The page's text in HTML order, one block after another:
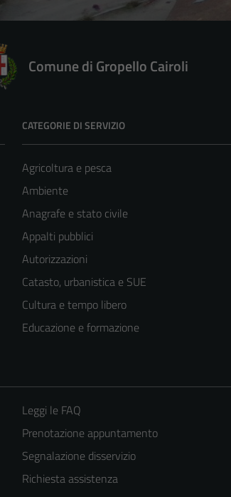
Comune di Gropello Cairoli
CATEGORIE DI SERVIZIO
Agricoltura e pesca
Ambiente
Anagrafe e stato civile
Appalti pubblici
Autorizzazioni
Catasto, urbanistica e SUE
Cultura e tempo libero
Educazione e formazione
Leggi le FAQ
Prenotazione appuntamento
Segnalazione disservizio
Richiesta assistenza